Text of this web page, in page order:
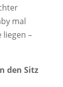
mal
liegen –
den Sitz